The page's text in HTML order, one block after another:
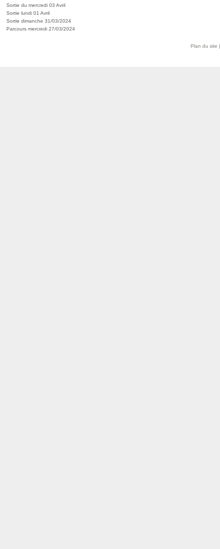
Sortie du mercredi 03 Avril
Sortie lundi 01 Avril
Sortie dimanche 31/03/2024
Parcours mercredi 27/03/2024
Plan du site